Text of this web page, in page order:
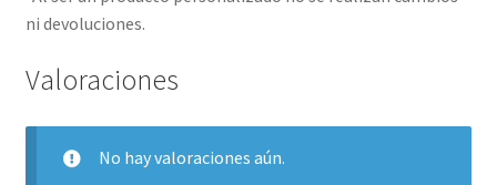
ni devoluciones.
Valoraciones
No hay valoraciones aún.